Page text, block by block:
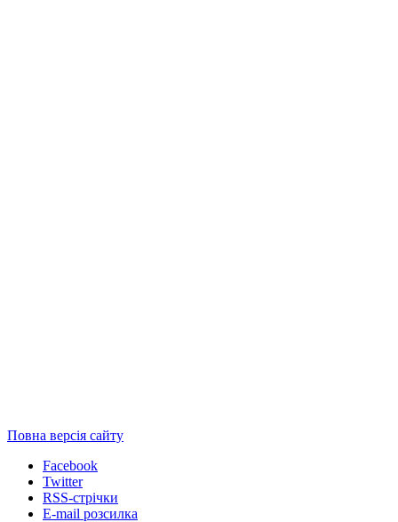
Повна версія сайту
Facebook
Twitter
RSS-стрічки
E-mail розсилка